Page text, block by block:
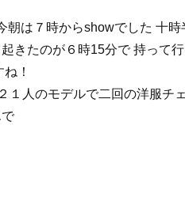
は７時からshowでした 十時
きたのが６時15分で 持って
！
人のモデルで二回の洋服チ